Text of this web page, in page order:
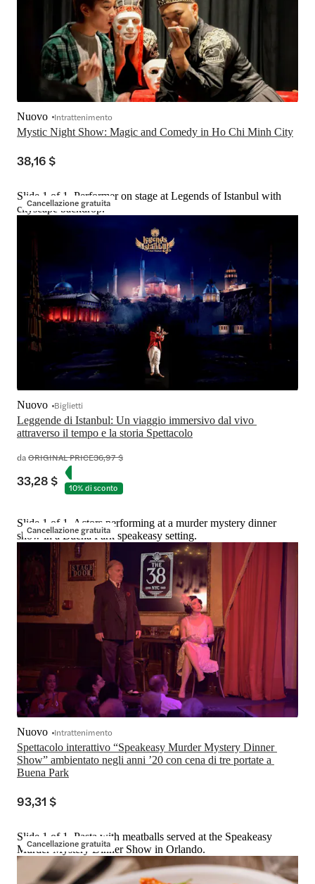
Mystic Night Show: Magic and Comedy in Ho Chi Minh City
Nuovo Intrattenimento
38,16 $
Cancellazione gratuita
Slide 1 of 1, Performer on stage at Legends of Istanbul with
cityscape backdrop.
Leggende di Istanbul: Un viaggio immersivo dal vivo
attraverso il tempo e la storia Spettacolo
Nuovo Biglietti
daORIGINAL PRICE36,97 $
33,28 $ 10% di sconto
Cancellazione gratuita
Slide 1 of 1, Actors performing at a murder mystery dinner
show in a Buena Park speakeasy setting.
Spettacolo interattivo “Speakeasy Murder Mystery Dinner
Show” ambientato negli anni ’20 con cena di tre portate a
Buena Park
Nuovo Intrattenimento
93,31 $
Cancellazione gratuita
Slide 1 of 1, Pasta with meatballs served at the Speakeasy
Murder Mystery Dinner Show in Orlando.